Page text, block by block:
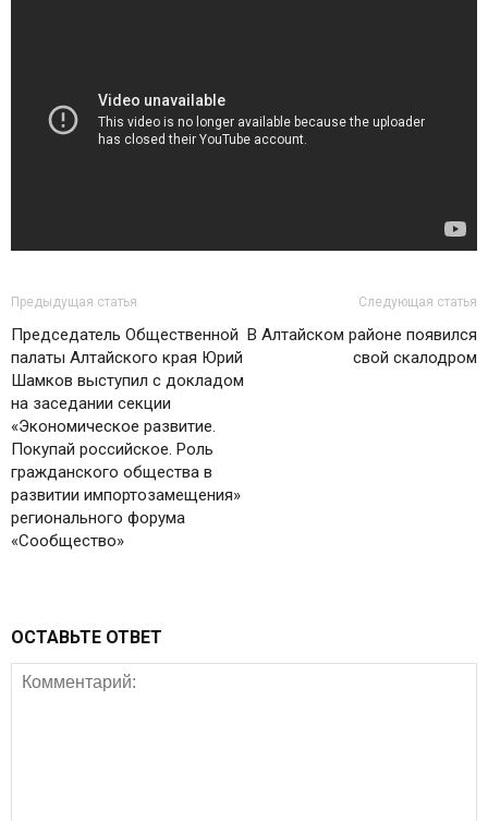
Предыдущая статья
Председатель Общественной
палаты Алтайского края Юрий
Шамков выступил с докладом
на заседании секции
«Экономическое развитие.
Покупай российское. Роль
гражданского общества в
развитии импортозамещения»
регионального форума
«Сообщество»
Следующая статья
В Алтайском районе появился
свой скалодром
ОСТАВЬТЕ ОТВЕТ